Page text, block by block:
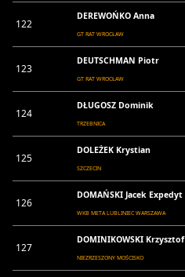
122
DEREWOŃKO Anna
GT RAT WROCŁAW
123
DEUTSCHMAN Piotr
GT RAT WROCŁAW
124
DŁUGOSZ Dominik
TRZEBNICA
125
DOLEŻEK Krystian
SZCZECIN
126
DOMAŃSKI Jacek Expedyt
WKB META LUBLINIEC WARSZAWA
127
DOMINIKOWSKI Krzysztof
NIEZRZESZONY MOŚCISKO